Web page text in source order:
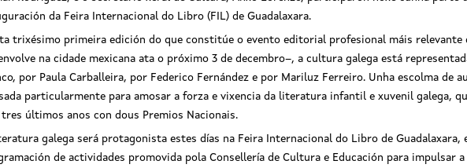
galega, protagonista na
da Feira Internacional do
Guadalajara
da Feira Internacional do Libro (FIL) de Guadalaxara.
trixésimo primeira edición do que constitúe o evento editorial profesional máis relevante
na cidade mexicana ata o próximo 3 de decembro–, a cultura galega está
por Paula Carballeira, por Federico Fernández e por Mariluz Ferreiro. Unha escolma de
particularmente para amosar a forza e vixencia da literatura infantil e xuvenil galega,
tres últimos anos con dous Premios Nacionais.
galega será protagonista estes días na Feira Internacional do Libro de Guadalaxara,
de actividades promovida pola Consellería de Cultura e Educación para impulsar